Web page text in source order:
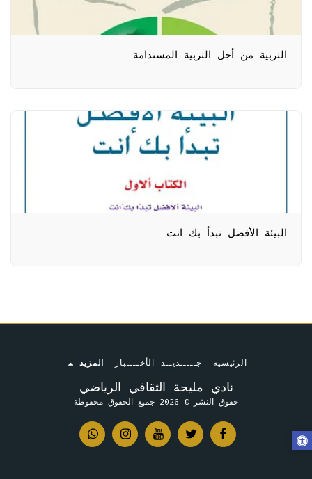
التربية من أجل التربية المستدامة
البيئة الأفضل تبدأ بك انت
نادي مليحة الثقافي الرياضي
حقوق النشر © 2026 جميع الحقوق محفوظة
الرئيسية جـــــديــد الأخــــبار المزيد